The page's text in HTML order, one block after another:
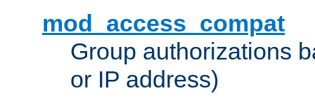
mod_access_compat
Group authorizations
or IP address)